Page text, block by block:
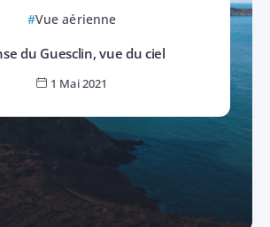
Vue aérienne
du Guesclin, vue du ciel
1 Mai 2021